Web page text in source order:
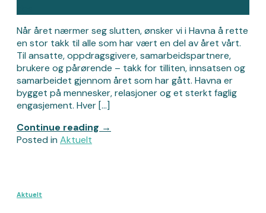
Når året nærmer seg slutten, ønsker vi i Havna å rette
en stor takk til alle som har vært en del av året vårt.
Til ansatte, oppdragsgivere, samarbeidspartnere,
brukere og pårørende – takk for tilliten, innsatsen og
samarbeidet gjennom året som har gått. Havna er
bygget på mennesker, relasjoner og et sterkt faglig
engasjement. Hver […]
Continue reading →
Posted in Aktuelt
Aktuelt